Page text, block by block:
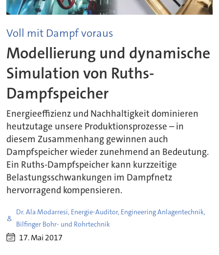
Voll mit Dampf voraus
Modellierung und dynamische
Simulation von Ruths-
Dampfspeicher
Energieeffizienz und Nachhaltigkeit dominieren
heutzutage unsere Produktionsprozesse – in
diesem Zusammenhang gewinnen auch
Dampfspeicher wieder zunehmend an Bedeutung.
Ein Ruths-Dampfspeicher kann kurzzeitige
Belastungsschwankungen im Dampfnetz
hervorragend kompensieren.
Dr. Ala Modarresi, Energie-Auditor, Engineering Anlagentechnik,
Bilfinger Bohr- und Rohrtechnik
17. Mai 2017